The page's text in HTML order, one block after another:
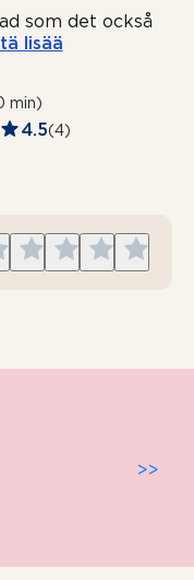
som det också
lisää
min)
4.5(4)
Give
5
Give
4
Give
3
Give
2
>>